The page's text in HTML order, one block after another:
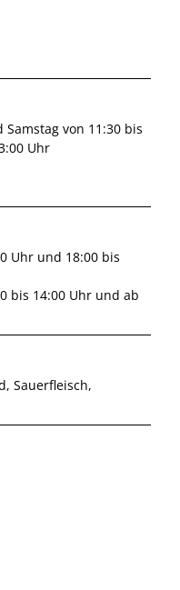
von 11:30 bis
Uhr
Uhr und 18:00 bis
bis 14:00 Uhr und ab
Sauerfleisch,